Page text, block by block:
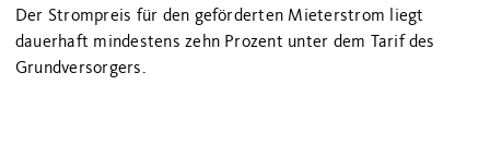
Der Strompreis für den geförderten Mieterstrom liegt
dauerhaft mindestens zehn Prozent unter dem Tarif des
Grundversorgers.